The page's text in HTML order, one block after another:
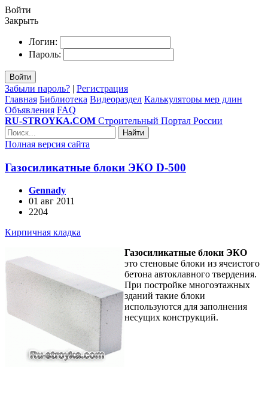
Войти
Закрыть
Логин:
Пароль:
Войти
Забыли пароль? | Регистрация
Главная Библиотека Видеораздел Калькуляторы мер длин
Объявления FAQ
RU-STROYKA.COM Строительный Портал России
Найти
Полная версия сайта
Газосиликатные блоки ЭКО D-500
Gennady
01 авг 2011
2204
Кирпичная кладка
Газосиликатные блоки ЭКО
это стеновые блоки из ячеистого
бетона автоклавного твердения.
При постройке многоэтажных
зданий такие блоки
используются для заполнения
несущих конструкций.